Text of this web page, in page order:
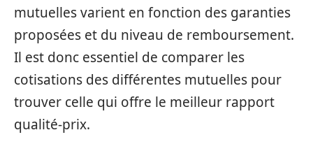
mutuelles varient en fonction des garanties
proposées et du niveau de remboursement.
Il est donc essentiel de comparer les
cotisations des différentes mutuelles pour
trouver celle qui offre le meilleur rapport
qualité-prix.